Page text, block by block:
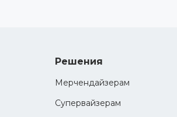
Решения
Мерчендайзерам
Супервайзерам